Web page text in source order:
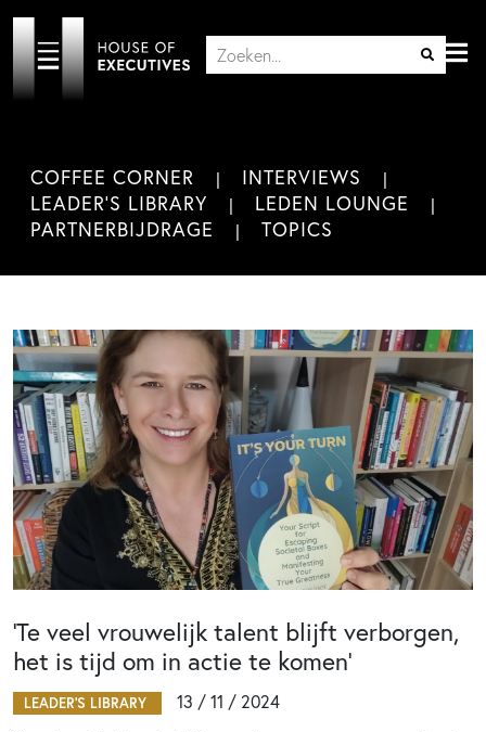
COFFEE CORNER
INTERVIEWS
LEADER'S LIBRARY
LEDEN LOUNGE
PARTNERBIJDRAGE
TOPICS
‘Te veel vrouwelijk talent blijft verborgen,
het is tijd om in actie te komen’
LEADER'S LIBRARY 13 / 11 / 2024